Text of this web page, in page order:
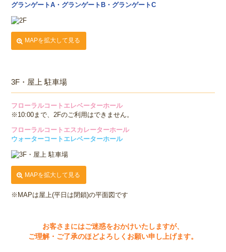
グランゲートA・グランゲートB・グランゲートC
MAPを拡大して見る
3F・屋上 駐車場
フローラルコートエレベーターホール
※10:00まで、2Fのご利用はできません。
フローラルコートエスカレーターホール
ウォーターコートエレベーターホール
MAPを拡大して見る
※MAPは屋上(平日は閉鎖)の平面図です
お客さまにはご迷惑をおかけいたしますが、
ご理解・ご了承のほどよろしくお願い申し上げます。